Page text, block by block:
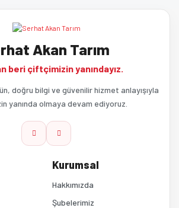
Yorum Yaz
için teşekkür ederiz.
bozuk veya görüntülenemiyor.
eksik bilgiler bulunuyor.
alternatifler olmalı.
Akan Tarım
beri çiftçimizin yanındayız.
doğru bilgi ve güvenilir hizmet anlayışıyla
yanında olmaya devam ediyoruz.
Kurumsal
Hakkımızda
Şubelerimiz